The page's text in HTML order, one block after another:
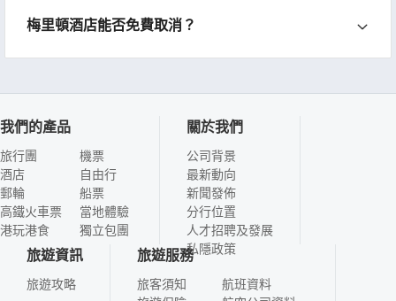
梅里頓酒店能否免費取消？
我們的產品
旅行團
酒店
郵輪
高鐵火車票
港玩港食
機票
自由行
船票
當地體驗
獨立包團
關於我們
公司背景
最新動向
新聞發佈
分行位置
人才招聘及發展
私隱政策
旅遊資訊
旅遊攻略
旅遊服務
旅客須知
航班資料